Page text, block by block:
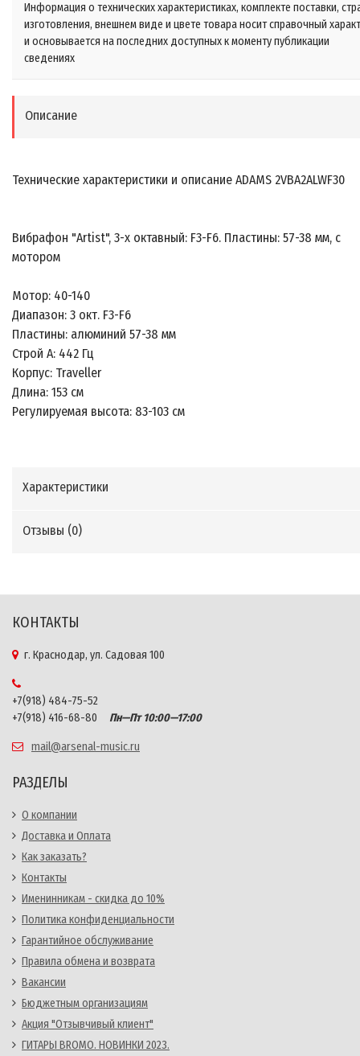
Информация о технических характеристиках, комплекте поставки,
изготовления, внешнем виде и цвете товара носит справочный
и основывается на последних доступных к моменту публикации
сведениях
Описание
Технические характеристики и описание ADAMS 2VBA2ALWF30
Вибрафон "Artist", 3-х октавный: F3-F6. Пластины: 57-38 мм, с
мотором
Мотор: 40-140
Диапазон: 3 окт. F3-F6
Пластины: алюминий 57-38 мм
Строй А: 442 Гц
Корпус: Traveller
Длина: 153 см
Регулируемая высота: 83-103 см
Характеристики
Отзывы (0)
КОНТАКТЫ
г. Краснодар, ул. Садовая 100
+7(918) 484-75-52
+7(918) 416-68-80
Пн—Пт 10:00—17:00
mail@arsenal-music.ru
РАЗДЕЛЫ
О компании
Доставка и Оплата
Как заказать?
Контакты
Именинникам - скидка до 10%
Политика конфиденциальности
Гарантийное обслуживание
Правила обмена и возврата
Вакансии
Бюджетным организациям
Акция "Отзывчивый клиент"
ГИТАРЫ BROMO. НОВИНКИ 2023.